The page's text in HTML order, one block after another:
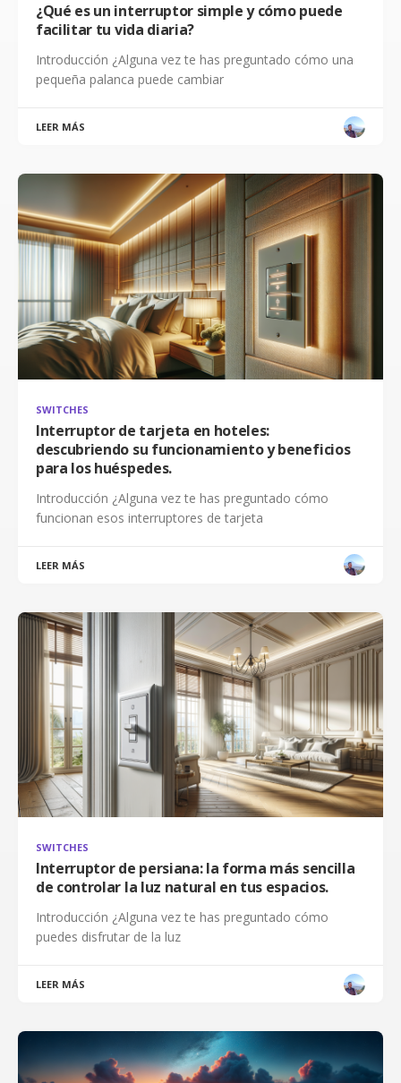
¿Qué es un interruptor simple y cómo puede
facilitar tu vida diaria?
Introducción ¿Alguna vez te has preguntado cómo una
pequeña palanca puede cambiar
LEER MÁS
SWITCHES
Interruptor de tarjeta en hoteles:
descubriendo su funcionamiento y beneficios
para los huéspedes.
Introducción ¿Alguna vez te has preguntado cómo
funcionan esos interruptores de tarjeta
LEER MÁS
SWITCHES
Interruptor de persiana: la forma más sencilla
de controlar la luz natural en tus espacios.
Introducción ¿Alguna vez te has preguntado cómo
puedes disfrutar de la luz
LEER MÁS